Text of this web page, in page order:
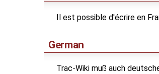
Il est possible d'écrire en
German
Trac-Wiki muß auch